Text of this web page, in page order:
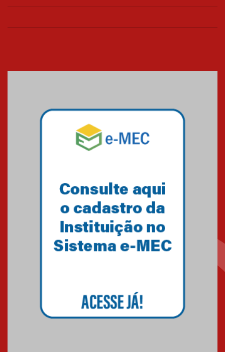
UTI's inteligentes
referência mundial em
Pós-Asco: evento do HUEM
debate novidades sobre
estudos e tratamentos contra
o câncer
MackPesquisa 2026 prorroga
inscrições até 14 de agosto
15.06.2026